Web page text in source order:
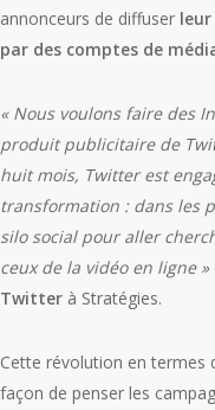
annonceurs de diffuser
par des comptes de
« Nous voulons faire des
produit publicitaire de
huit mois, Twitter est
transformation : dans les
silo social pour aller
ceux de la vidéo en ligne »
Twitter à Stratégies.
Cette révolution en termes
façon de penser les